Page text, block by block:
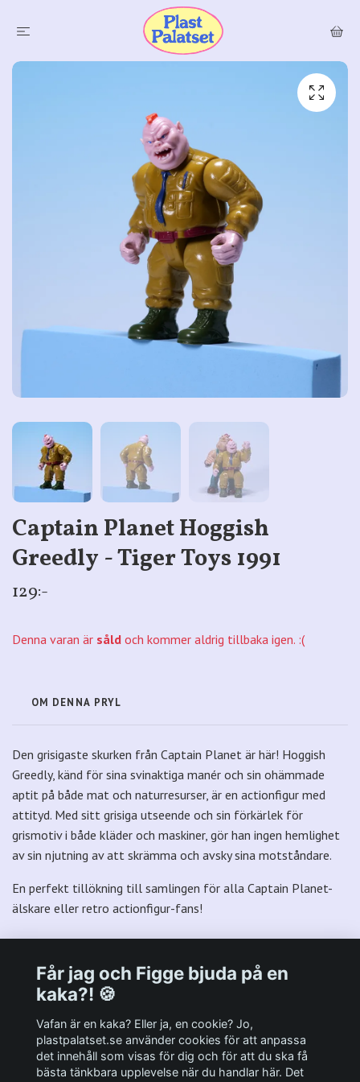
Captain Planet Hoggish
Greedly - Tiger Toys 1991
129:-
Denna varan är såld och kommer aldrig tillbaka igen. :(
OM DENNA PRYL
Den grisigaste skurken från Captain Planet är här! Hoggish
Greedly, känd för sina svinaktiga manér och sin ohämmade
aptit på både mat och naturresurser, är en actionfigur med
attityd. Med sitt grisiga utseende och sin förkärlek för
grismotiv i både kläder och maskiner, gör han ingen hemlighet
av sin njutning av att skrämma och avsky sina motståndare.
En perfekt tillökning till samlingen för alla Captain Planet-
älskare eller retro actionfigur-fans!
Andra viktiga länkar:
Får jag och Figge bjuda på en
kaka?! 🍪
Vafan är en kaka? Eller ja, en cookie? Jo,
plastpalatset.se använder cookies för att anpassa
det innehåll som visas för dig och för att du ska få
bästa tänkbara upplevelse när du handlar här. Det